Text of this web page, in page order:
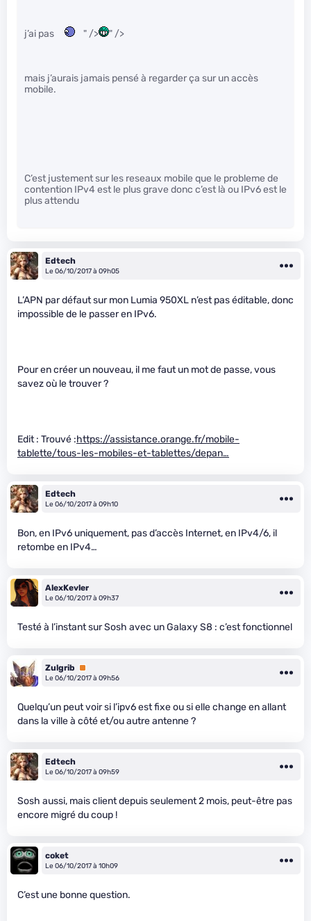
j’ai pas " /> " />
mais j’aurais jamais pensé à regarder ça sur un accès
mobile.
C’est justement sur les reseaux mobile que le probleme de
contention IPv4 est le plus grave donc c’est là ou IPv6 est le
plus attendu
Edtech
Le 06/10/2017 à 09h05
L’APN par défaut sur mon Lumia 950XL n’est pas éditable, donc
impossible de le passer en IPv6.
Pour en créer un nouveau, il me faut un mot de passe, vous
savez où le trouver ?
Edit : Trouvé :https://assistance.orange.fr/mobile-
tablette/tous-les-mobiles-et-tablettes/depan…
Edtech
Le 06/10/2017 à 09h10
Bon, en IPv6 uniquement, pas d’accès Internet, en IPv4/6, il
retombe en IPv4…
AlexKevler
Le 06/10/2017 à 09h37
Testé à l’instant sur Sosh avec un Galaxy S8 : c’est fonctionnel
Zulgrib
Premium
Le 06/10/2017 à 09h56
Quelqu’un peut voir si l’ipv6 est fixe ou si elle change en allant
dans la ville à côté et/ou autre antenne ?
Edtech
Le 06/10/2017 à 09h59
Sosh aussi, mais client depuis seulement 2 mois, peut-être pas
encore migré du coup !
coket
Le 06/10/2017 à 10h09
C’est une bonne question.